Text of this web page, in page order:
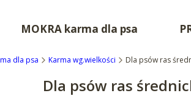
MOKRA karma dla psa
dla psa Karma wg.wielkości Dla psów ras
Dla psów ras